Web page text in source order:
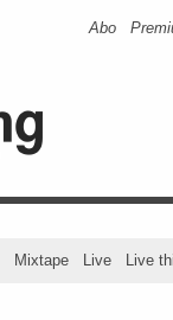
Abo
Mixtape Live Live